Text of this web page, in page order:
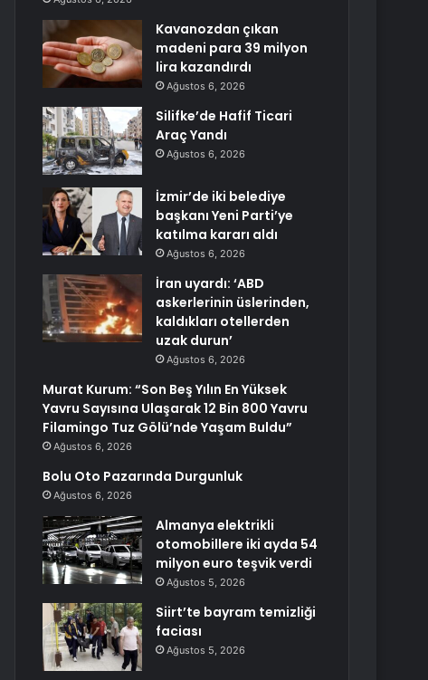
Kavanozdan çıkan
madeni para 39 milyon
lira kazandırdı
Ağustos 6, 2026
Silifke’de Hafif Ticari
Araç Yandı
Ağustos 6, 2026
İzmir’de iki belediye
başkanı Yeni Parti’ye
katılma kararı aldı
Ağustos 6, 2026
İran uyardı: ‘ABD
askerlerinin üslerinden,
kaldıkları otellerden
uzak durun’
Ağustos 6, 2026
Murat Kurum: “Son Beş Yılın En Yüksek
Yavru Sayısına Ulaşarak 12 Bin 800 Yavru
Filamingo Tuz Gölü’nde Yaşam Buldu”
Ağustos 6, 2026
Bolu Oto Pazarında Durgunluk
Ağustos 6, 2026
Almanya elektrikli
otomobillere iki ayda 54
milyon euro teşvik verdi
Ağustos 5, 2026
Siirt’te bayram temizliği
faciası
Ağustos 5, 2026